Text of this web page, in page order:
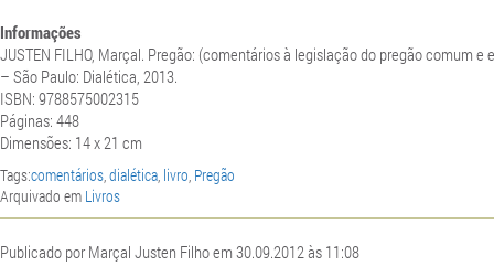
Informações
JUSTEN FILHO, Marçal. Pregão: (comentários à legislação do pregão comum e
– São Paulo: Dialética, 2013.
ISBN: 9788575002315
Páginas: 448
Dimensões: 14 x 21 cm
Tags:comentários,dialética, livro, Pregão
Arquivado em Livros
Publicado por Marçal Justen Filho em 30.09.2012 às 11:08